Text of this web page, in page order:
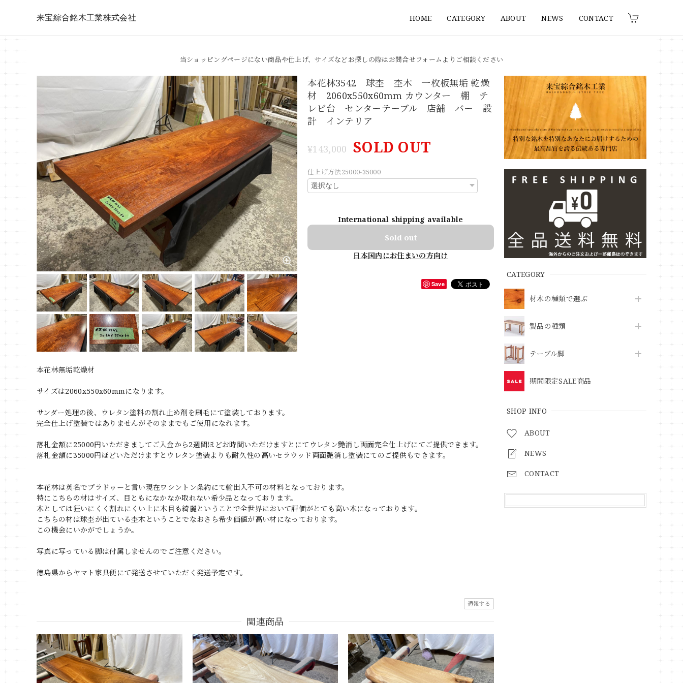
来宝綜合銘木工業株式会社 HOME CATEGORY ABOUT NEWS CONTACT
当ショッピングページにない商品や仕上げ、サイズなどお探しの際はお問合せフォームよりご相談ください
CATEGORY
材木の種類で選ぶ
製品の種類
テーブル脚
期間限定SALE商品
SHOP INFO
ABOUT
NEWS
CONTACT
本花林3542 球杢 杢木 一枚板無垢 乾燥
材 2060x550x60mm カウンター 棚 テ
レビ台 センターテーブル 店舗 バー 設
計 インテリア
¥143,000 SOLD OUT
仕上げ方法25000-35000
International shipping available
Sold out
日本国内にお住まいの方向け
Save
本花林無垢乾燥材
サイズは2060x550x60mmになります。
サンダー処理の後、ウレタン塗料の割れ止め剤を刷毛にて塗装しております。
完全仕上げ塗装ではありませんがそのままでもご使用になれます。
落札金額に25000円いただきましてご入金から2週間ほどお時間いただけますとにてウレタン艶消し両面完全仕上げにてご提供できます。
落札金額に35000円ほどいただけますとウレタン塗装よりも耐久性の高いセラウッド両面艶消し塗装にてのご提供もできます。
本花林は英名でプラドゥーと言い現在ワシントン条約にて輸出入不可の材料となっております。
特にこちらの材はサイズ、目ともになかなか取れない希少品となっております。
木としては狂いにくく割れにくい上に木目も綺麗ということで全世界において評価がとても高い木になっております。
こちらの材は球杢が出ている杢木ということでなおさら希少価値が高い材になっております。
この機会にいかがでしょうか。
写真に写っている脚は付属しませんのでご注意ください。
徳島県からヤマト家具便にて発送させていただく発送予定です。
通報する
関連商品